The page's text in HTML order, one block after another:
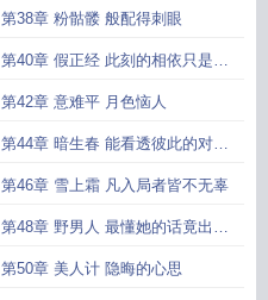
矣
第38章 粉骷髅 般配得刺眼
第40章 假正经 此刻的相依只是绝
境下的权宜
第42章 意难平 月色恼人
第44章 暗生春 能看透彼此的对手
比爱人更稀少
第46章 雪上霜 凡入局者皆不无辜
第48章 野男人 最懂她的话竟出自
死敌之口
第50章 美人计 隐晦的心思